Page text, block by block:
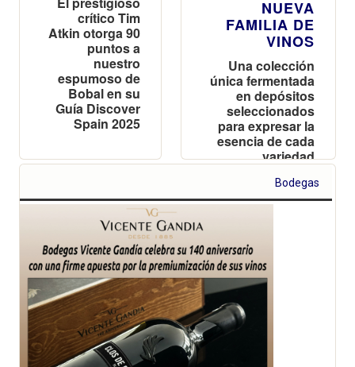
crítico Tim
Atkin otorga 90
puntos a
nuestro
espumoso de
Bobal en su
Guía Discover
Spain 2025
NUEVA
FAMILIA DE
VINOS
Una colección
única fermentada
en depósitos
seleccionados
para expresar la
esencia de cada
variedad
Bodegas